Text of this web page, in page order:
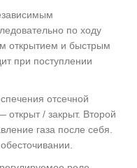
по ходу
открытием и быстрым
при поступлении
отсечной
/ закрыт. Второй
газа после себя.